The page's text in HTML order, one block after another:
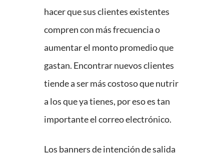
hacer que sus clientes existentes
compren con más frecuencia o
aumentar el monto promedio que
gastan. Encontrar nuevos clientes
tiende a ser más costoso que nutrir
a los que ya tienes, por eso es tan
importante el correo electrónico.
Los banners de intención de salida